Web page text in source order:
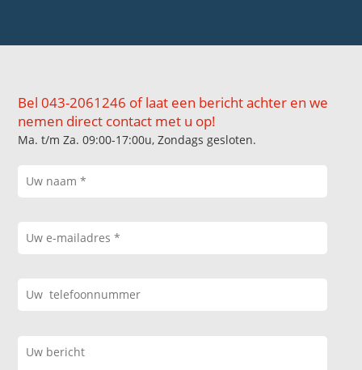
Bel 043-2061246 of laat een bericht achter en we
nemen direct contact met u op!
Ma. t/m Za. 09:00-17:00u, Zondags gesloten.